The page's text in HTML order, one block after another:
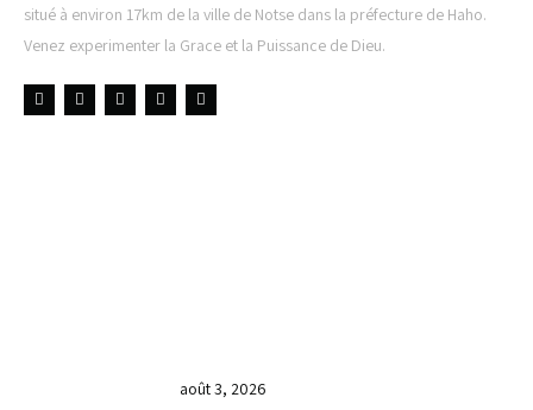
situé à environ 17km de la ville de Notse dans la préfecture de Haho.
Venez experimenter la Grace et la Puissance de Dieu.
août 3, 2026